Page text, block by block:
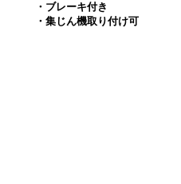
・ブレーキ付き
・集じん機取り付け可